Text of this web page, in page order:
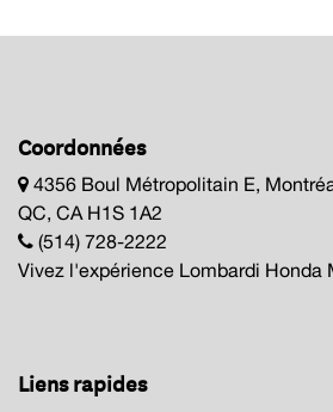
Coordonnées
4356 Boul Métropolitain E,
QC, CA H1S 1A2
(514) 728-2222
Vivez l'expérience Lombardi Honda
Liens rapides